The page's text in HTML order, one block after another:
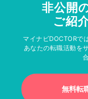
非公開
ご紹
マイナビDOCTORで
あなたの転職活動を
無料転